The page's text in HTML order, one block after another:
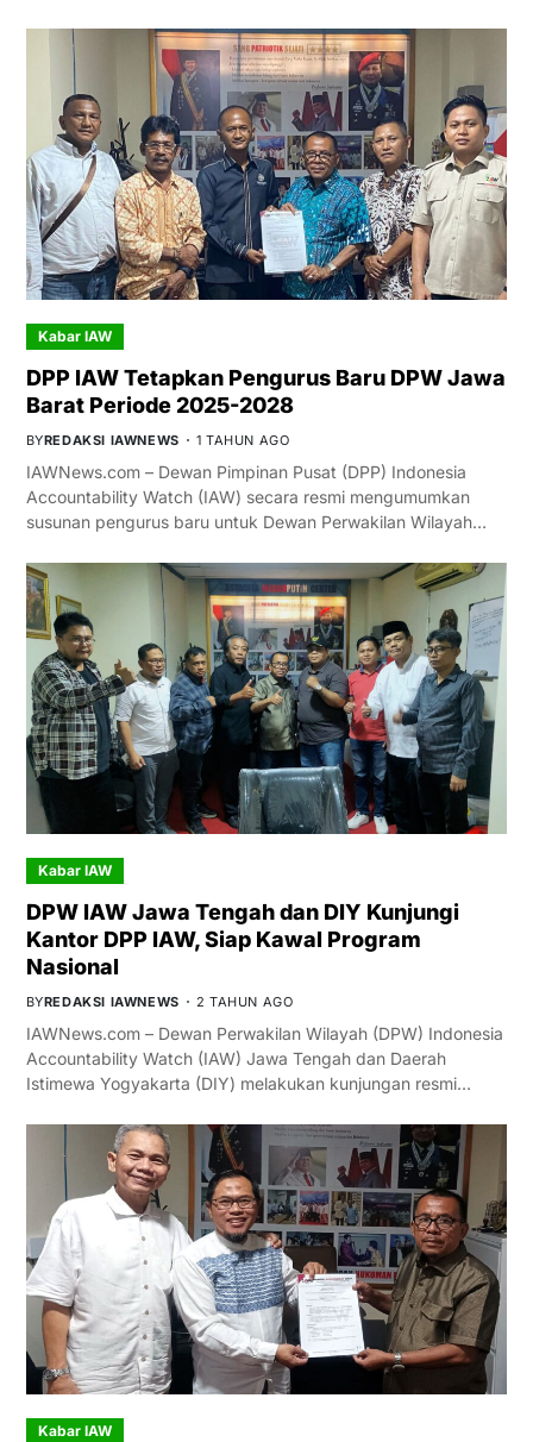
Kabar IAW
DPP IAW Tetapkan Pengurus Baru DPW Jawa
Barat Periode 2025-2028
BYREDAKSI IAWNEWS 1 TAHUN AGO
IAWNews.com – Dewan Pimpinan Pusat (DPP) Indonesia
Accountability Watch (IAW) secara resmi mengumumkan
susunan pengurus baru untuk Dewan Perwakilan Wilayah…
Kabar IAW
DPW IAW Jawa Tengah dan DIY Kunjungi
Kantor DPP IAW, Siap Kawal Program
Nasional
BYREDAKSI IAWNEWS 2 TAHUN AGO
IAWNews.com – Dewan Perwakilan Wilayah (DPW) Indonesia
Accountability Watch (IAW) Jawa Tengah dan Daerah
Istimewa Yogyakarta (DIY) melakukan kunjungan resmi…
Kabar IAW